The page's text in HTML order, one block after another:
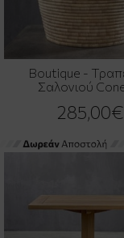
Boutique -
Σαλονιού
285,00€